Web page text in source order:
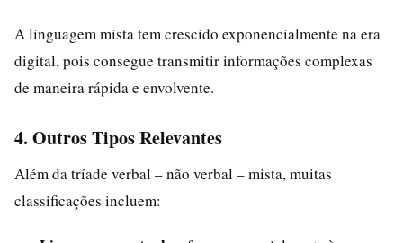
A linguagem mista tem crescido exponencialmente na era
digital, pois consegue transmitir informações complexas
de maneira rápida e envolvente.
4. Outros Tipos Relevantes
Além da tríade verbal – não verbal – mista, muitas
classificações incluem: